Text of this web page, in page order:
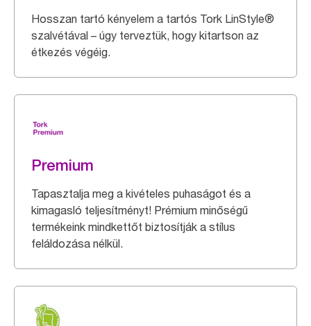
Hosszan tartó kényelem a tartós Tork LinStyle®
szalvétával – úgy terveztük, hogy kitartson az
étkezés végéig.
Premium
Tapasztalja meg a kivételes puhaságot és a
kimagasló teljesítményt! Prémium minőségű
termékeink mindkettőt biztosítják a stílus
feláldozása nélkül.